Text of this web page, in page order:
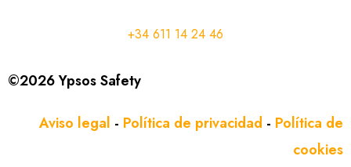
+34 611 14 24 46
©2026 Ypsos Safety
Aviso legal - Política de privacidad - Política de
cookies